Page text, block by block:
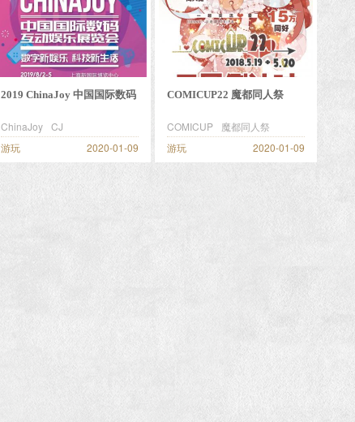
2019 ChinaJoy 中国国际数码
ChinaJoy CJ
游玩
2020-01-09
COMICUP22 魔都同人祭
COMICUP
魔都同人祭
游玩
2020-01-09